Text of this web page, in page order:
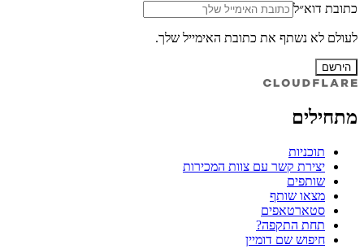
כתובת דוא״ל
לעולם לא נשתף את כתובת האימייל שלך.
הירשם
מתחילים
תוכניות
יצירת קשר עם צוות המכירות
שותפים
מצאו שותף
סטארטאפים
תחת התקפה?
חיפוש שם דומיין